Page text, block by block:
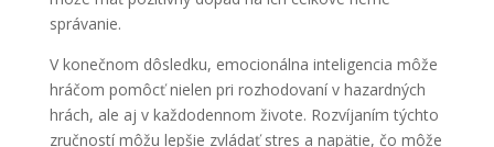
správanie.
V konečnom dôsledku, emocionálna inteligencia môže
hráčom pomôcť nielen pri rozhodovaní v hazardných
hrách, ale aj v každodennom živote. Rozvíjaním týchto
zručností môžu lepšie zvládať stres a napätie, čo môže